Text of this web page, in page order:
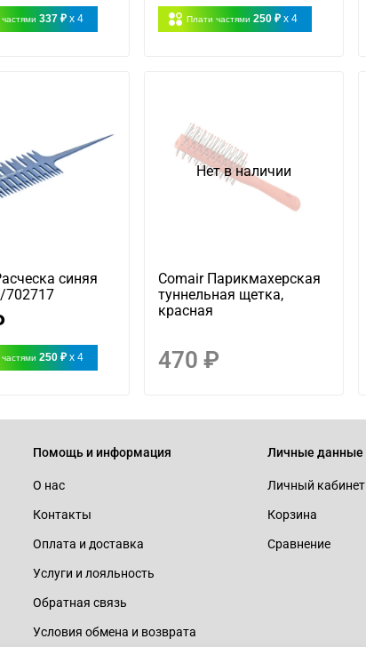
337 ₽ x 4 Плати частями 250 ₽ x 4
синяя
702717
250 ₽ x 4
Нет в наличии
Comair Парикмахерская
туннельная щетка,
красная
470 ₽
Помощь и информация
О нас
Контакты
Оплата и доставка
Услуги и лояльность
Обратная связь
Условия обмена и возврата
Личные данные
Личный кабинет
Корзина
Сравнение